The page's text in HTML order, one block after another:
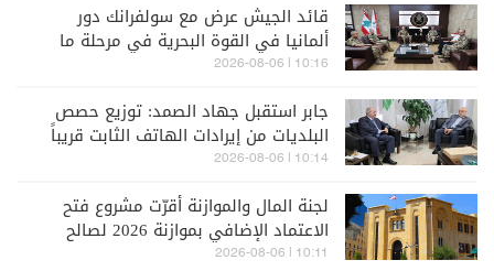
قائد الجيش عرض مع سولفرانك دور
ألمانيا في القوة البحرية في مرحلة ما
بعد "اليونيفيل"
10:16 | 2026-08-06
جابر استقبل جهاد الصمد: توزيع حصص
البلديات من إيرادات الهاتف الثابت قريباً
10:14 | 2026-08-06
لجنة المال والموازنة أقرّت مشروع فتح
الاعتماد الإضافي بموازنة 2026 لصالح
هيئة "أوجيرو"
10:11 | 2026-08-06